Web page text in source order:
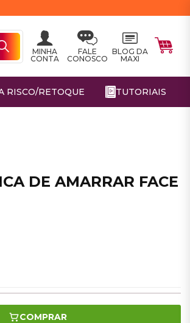
MINHA
CONTA
FALE
CONOSCO
BLOG DA
MAXI
RISCO/RETOQUE TUTORIAIS
DE AMARRAR FACE
COMPRAR